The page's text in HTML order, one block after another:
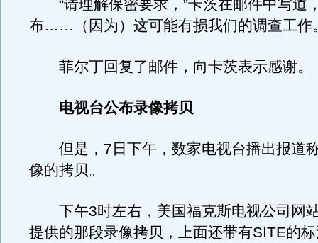
“请理解保密要求，”卡茨在邮件中写道
布……（因为）这可能有损我们的调查工作
菲尔丁回复了邮件，向卡茨表示感谢。
电视台公布录像拷贝
但是，7日下午，数家电视台播出报道
像的拷贝。
下午3时左右，美国福克斯电视公司网
提供的那段录像拷贝，上面还带有SITE的